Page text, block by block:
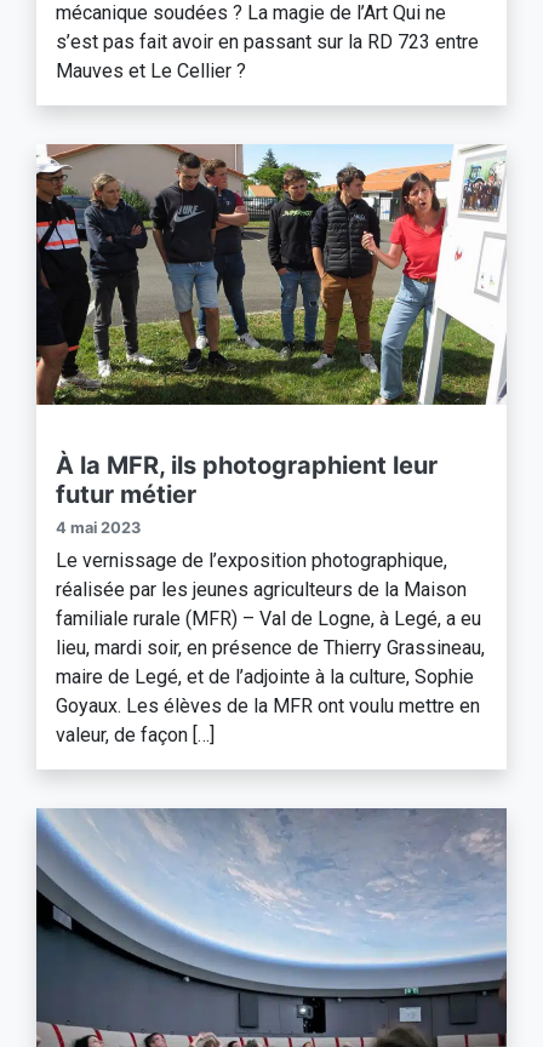
mécanique soudées ? La magie de l’Art Qui ne
s’est pas fait avoir en passant sur la RD 723 entre
Mauves et Le Cellier ?
À la MFR, ils photographient leur
futur métier
4 mai 2023
Le vernissage de l’exposition photographique,
réalisée par les jeunes agriculteurs de la Maison
familiale rurale (MFR) – Val de Logne, à Legé, a eu
lieu, mardi soir, en présence de Thierry Grassineau,
maire de Legé, et de l’adjointe à la culture, Sophie
Goyaux. Les élèves de la MFR ont voulu mettre en
valeur, de façon […]